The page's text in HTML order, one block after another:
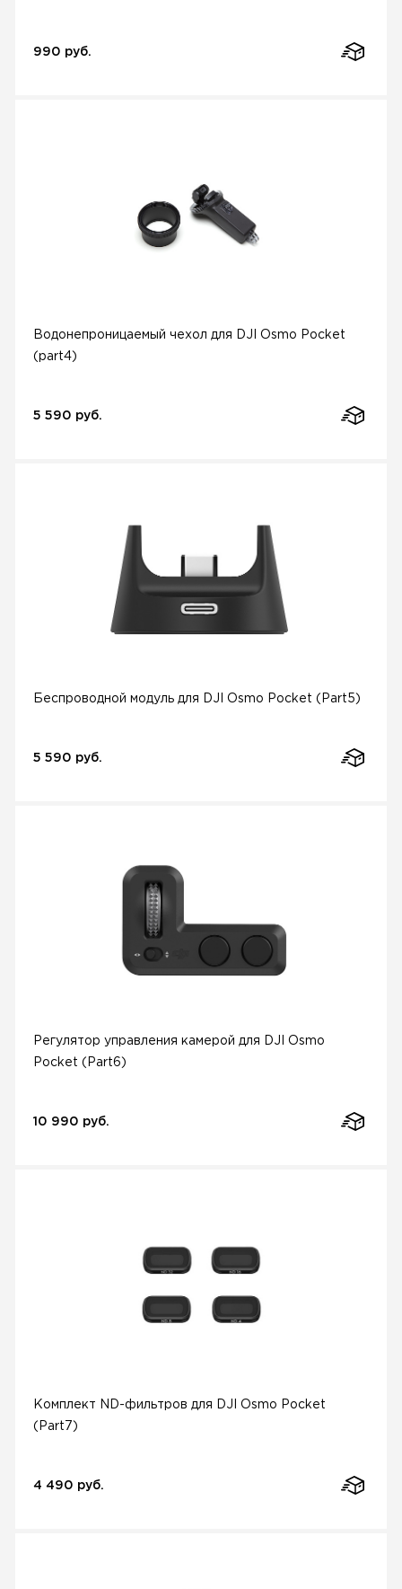
990 руб.
Водонепроницаемый чехол для DJI Osmo Pocket
(part4)
5 590 руб.
Беспроводной модуль для DJI Osmo Pocket (Part5)
5 590 руб.
Регулятор управления камерой для DJI Osmo
Pocket (Part6)
10 990 руб.
Комплект ND-фильтров для DJI Osmo Pocket
(Part7)
4 490 руб.